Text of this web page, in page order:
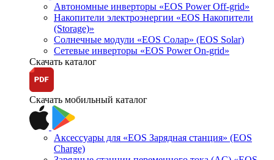
Автономные инверторы «EOS Power Off-grid»
Накопители электроэнергии «EOS Накопители
(Storage)»
Солнечные модули «EOS Солар» (EOS Solar)
Сетевые инверторы «EOS Power On-grid»
Скачать каталог
Скачать мобильный каталог
Аксессуары для «EOS Зарядная станция» (EOS
Charge)